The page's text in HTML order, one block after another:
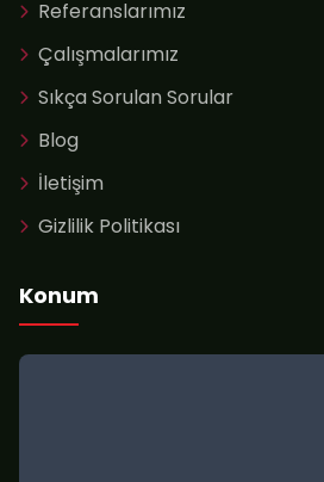
Referanslarımız
Çalışmalarımız
Sıkça Sorulan Sorular
Blog
İletişim
Gizlilik Politikası
Konum